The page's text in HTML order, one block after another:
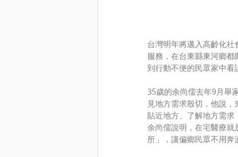
台灣明年將邁入高齡化
服務，在台東縣東河鄉
到行動不便的民眾家中看
35歲的余尚儒去年9月舉
見地方需求殷切，他說
貼近地方、了解地方需求
余尚儒說明，在宅醫療
所」，讓偏鄉民眾不用奔